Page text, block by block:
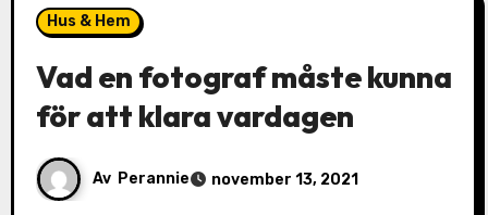
Hus & Hem
Vad en fotograf måste kunna
för att klara vardagen
Av Perannie november 13, 2021